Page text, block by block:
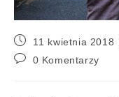
11 kwietnia 2018
0 Komentarzy